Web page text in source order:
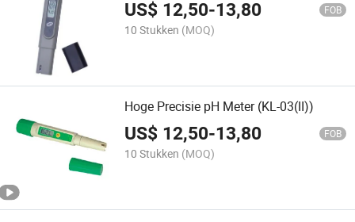
US$ 12,50-13,80 FOB
10 Stukken (MOQ)
Hoge Precisie pH Meter (KL-03(II))
US$ 12,50-13,80 FOB
10 Stukken (MOQ)